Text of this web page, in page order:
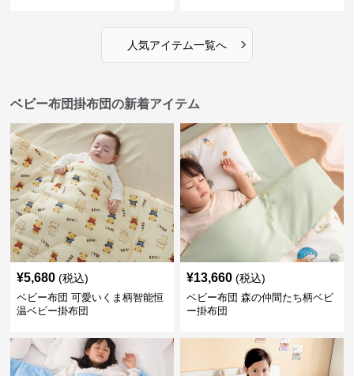
人気アイテム一覧へ ›
ベビー布団掛布団の新着アイテム
¥5,680 (税込)
ベビー布団 可愛いくま柄智能恒
温ベビー掛布団
¥13,660 (税込)
ベビー布団 森の仲間たち柄ベビ
ー掛布団